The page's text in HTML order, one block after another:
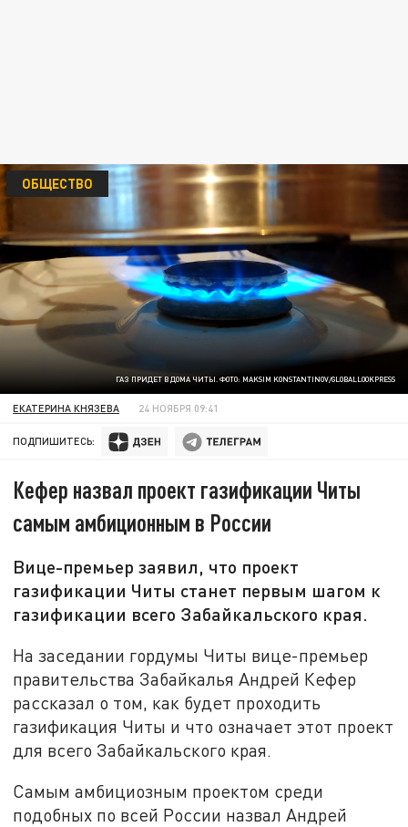
ГАЗ ПРИДЕТ В ДОМА ЧИТЫ. ФОТО: MAKSIM KONSTANTINOV/GLOBALLOOKPRESS
ОБЩЕСТВО
ЕКАТЕРИНА КНЯЗЕВА 24 НОЯБРЯ 09:41
ПОДПИШИТЕСЬ:
Кефер назвал проект газификации Читы
самым амбиционным в России
Вице-премьер заявил, что проект
газификации Читы станет первым шагом к
газификации всего Забайкальского края.
На заседании гордумы Читы вице-премьер
правительства Забайкалья Андрей Кефер
рассказал о том, как будет проходить
газификация Читы и что означает этот проект
для всего Забайкальского края.
Самым амбициозным проектом среди
подобных по всей России назвал Андрей